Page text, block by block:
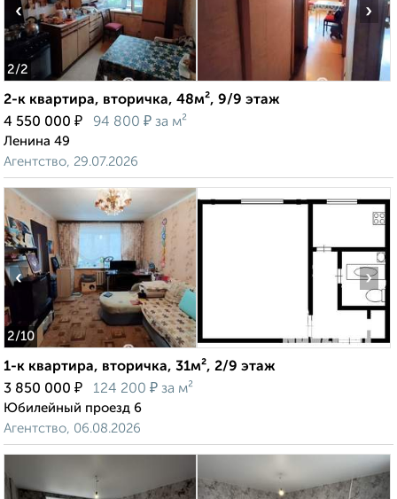
2/2
‹ ›
2-к квартира, вторичка, 48м², 9/9 этаж
4 550 000 ₽ 94 800 ₽ за м²
Ленина 49
Агентство, 29.07.2026
2/10
‹ ›
1-к квартира, вторичка, 31м², 2/9 этаж
3 850 000 ₽ 124 200 ₽ за м²
Юбилейный проезд 6
Агентство, 06.08.2026